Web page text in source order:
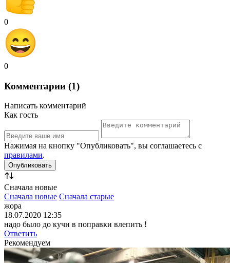
0
0
Комментарии (1)
Написать комментарий
Как гость
Нажимая на кнопку "Опубликовать", вы соглашаетесь с
правилами.
Сначала новые
Сначала новые Сначала старые
жора
18.07.2020 12:35
надо было до кучи в поправки влепить !
Ответить
Рекомендуем